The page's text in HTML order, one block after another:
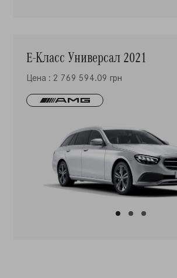
E-Класс Универсал 2021
Цена : 2 769 594.09 грн